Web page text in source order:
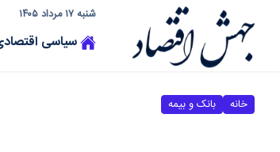
شنبه ۱۷ مرداد ۱۴۰۵
سیاسی
خانه بانک و بیمه